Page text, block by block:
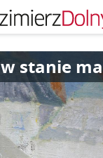
w stanie